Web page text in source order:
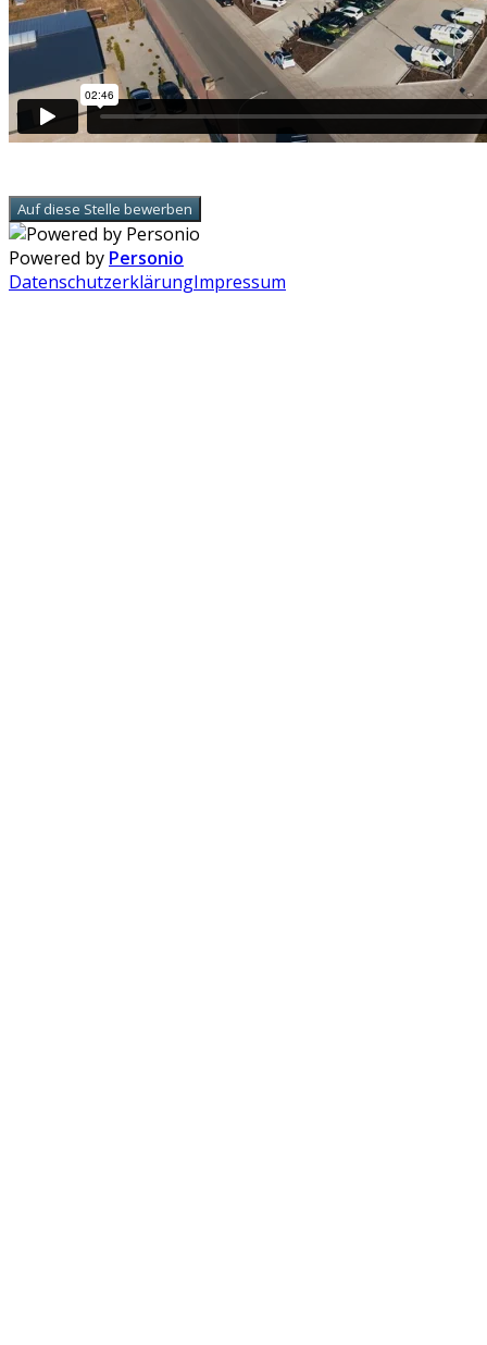
Auf diese Stelle bewerben
Powered by Personio
DatenschutzerklärungImpressum